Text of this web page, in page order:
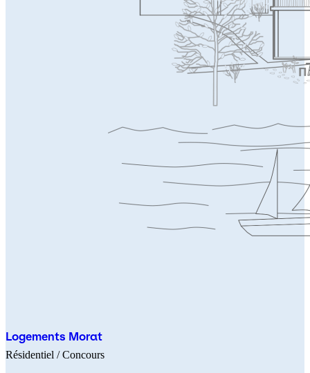
Logements Morat
Résidentiel / Concours